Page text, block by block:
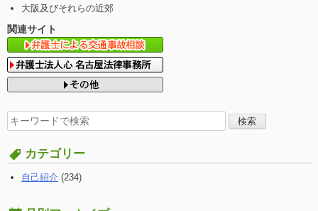
大阪及びそれらの近郊
関連サイト
検
索
す
る:
カテゴリー
自己紹介 (234)